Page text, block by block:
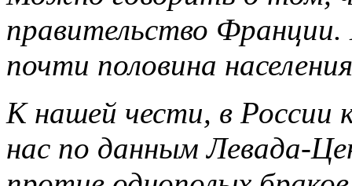
правительство
почти половина
К нашей чести, в России
нас по данным Левада-